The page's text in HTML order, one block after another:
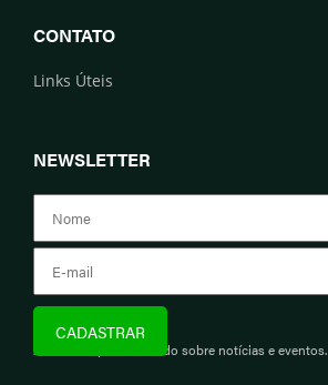
CONTATO
Links Úteis
NEWSLETTER
Assine e fique informado sobre notícias e eventos.